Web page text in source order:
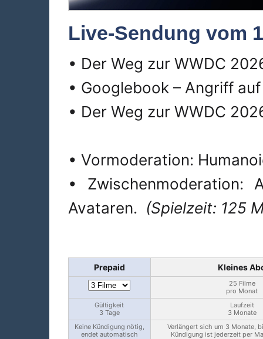
Live-Sendung vom
• Der Weg zur WWDC
• Googlebook – Angriff
• Der Weg zur WWDC
• Vormoderation:
• Zwischenmoderation:
Avataren. (Spielzeit: 125
Prepaid Kleines
25 Filme
pro Monat
Gültigkeit
3 Tage
Laufzeit
3 Monate
Keine Kündigung nötig,
endet automatisch
Verlängert sich um 3 Monate,
Kündigung ist jederzeit per